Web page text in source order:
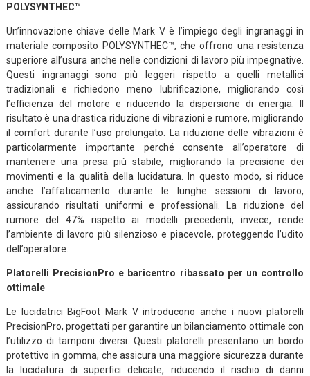
POLYSYNTHEC™
Un’innovazione chiave delle Mark V è l’impiego degli ingranaggi in
materiale composito POLYSYNTHEC™, che offrono una resistenza
superiore all’usura anche nelle condizioni di lavoro più impegnative.
Questi ingranaggi sono più leggeri rispetto a quelli metallici
tradizionali e richiedono meno lubrificazione, migliorando così
l’efficienza del motore e riducendo la dispersione di energia. Il
risultato è una drastica riduzione di vibrazioni e rumore, migliorando
il comfort durante l’uso prolungato. La riduzione delle vibrazioni è
particolarmente importante perché consente all’operatore di
mantenere una presa più stabile, migliorando la precisione dei
movimenti e la qualità della lucidatura. In questo modo, si riduce
anche l’affaticamento durante le lunghe sessioni di lavoro,
assicurando risultati uniformi e professionali. La riduzione del
rumore del 47% rispetto ai modelli precedenti, invece, rende
l’ambiente di lavoro più silenzioso e piacevole, proteggendo l’udito
dell’operatore.
Platorelli PrecisionPro e baricentro ribassato per un controllo
ottimale
Le lucidatrici BigFoot Mark V introducono anche i nuovi platorelli
PrecisionPro, progettati per garantire un bilanciamento ottimale con
l’utilizzo di tamponi diversi. Questi platorelli presentano un bordo
protettivo in gomma, che assicura una maggiore sicurezza durante
la lucidatura di superfici delicate, riducendo il rischio di danni